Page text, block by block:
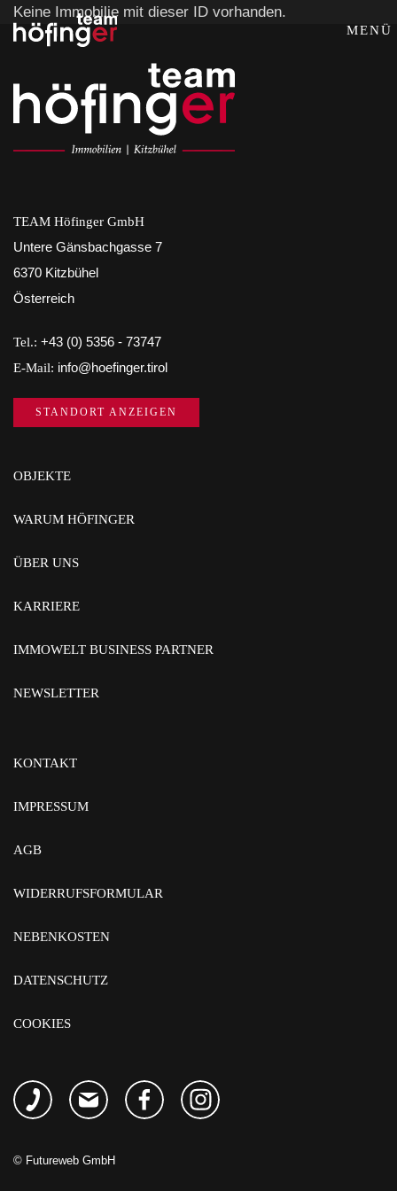
MENÜ
Keine Immobilie mit dieser ID vorhanden.
TEAM Höfinger GmbH
Untere Gänsbachgasse 7
6370 Kitzbühel
Österreich
Tel.: +43 (0) 5356 - 73747
E-Mail: info@hoefinger.tirol
STANDORT ANZEIGEN
OBJEKTE
WARUM HÖFINGER
ÜBER UNS
KARRIERE
IMMOWELT BUSINESS PARTNER
NEWSLETTER
KONTAKT
IMPRESSUM
AGB
WIDERRUFSFORMULAR
NEBENKOSTEN
DATENSCHUTZ
COOKIES
© Futureweb GmbH